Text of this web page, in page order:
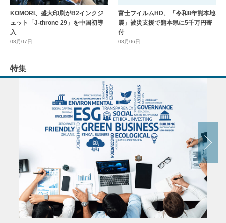
KOMORI、盛大印刷がB2インクジ
ェット「J-throne 29」を中国初導
入
08月07日
富士フイルムHD、「令和8年熊本地
震」被災支援で熊本県に5千万円寄
付
08月06日
特集